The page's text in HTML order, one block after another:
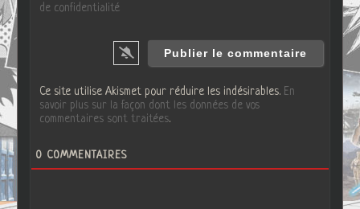
de confidentialité
Ce site utilise Akismet pour réduire les indésirables. En
savoir plus sur la façon dont les données de vos
commentaires sont traitées.
0 COMMENTAIRES